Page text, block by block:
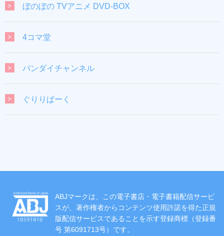
ぼのぼの TVアニメ DVD-BOX
4コマ堂
バンダイチャンネル
ぐりりぱーく
ABJマークは、この電子書店・電子書籍配信サービ
スが、著作権者からコンテンツ使用許諾を得た正規
版配信サービスであることを示す登録商標（登録番
号 第6091713号）です。